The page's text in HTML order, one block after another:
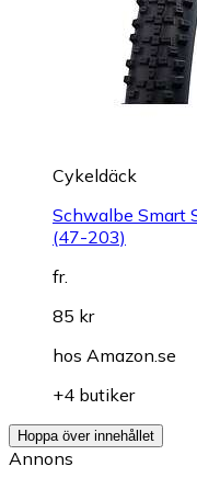
Cykeldäck
Schwalbe Smart
(47-203)
fr.
85 kr
hos Amazon.se
+4 butiker
Hoppa över innehållet
Annons